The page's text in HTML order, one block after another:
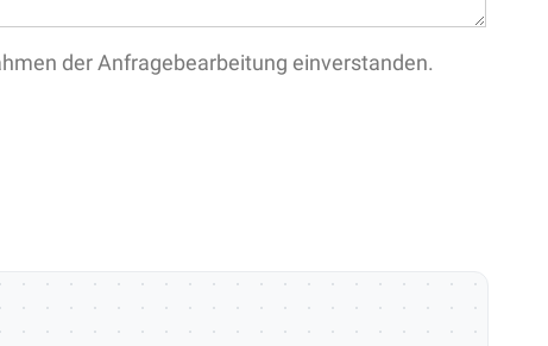
der Anfragebearbeitung einverstanden.